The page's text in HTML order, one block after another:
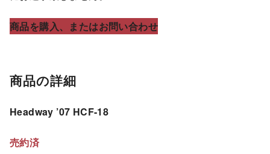
商品を購入、またはお問い合わせ
商品の詳細
Headway ’07 HCF-18
売約済